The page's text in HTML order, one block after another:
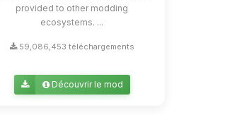
provided to other modding
ecosystems. ...
59,086,453 téléchargements
Découvrir le mod